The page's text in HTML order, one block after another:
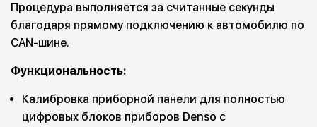
Процедура выполняется за считанные секунды
благодаря прямому подключению к автомобилю по
CAN-шине.
Функциональность:
Калибровка приборной панели для полностью
цифровых блоков приборов Denso с